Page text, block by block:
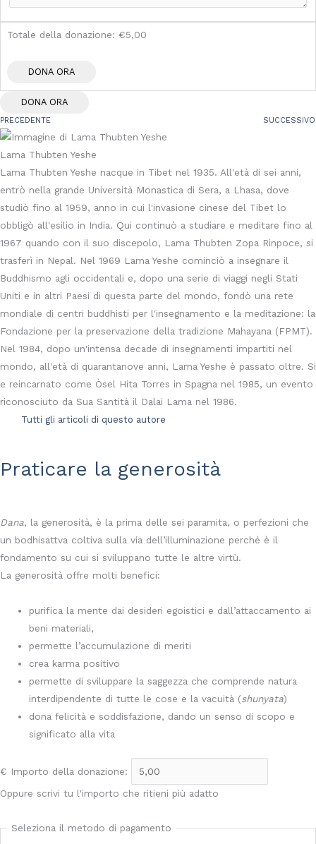
Totale della donazione: €5,00
DONA ORA
PRECEDENTE SUCCESSIVO
Lama Thubten Yeshe
Lama Thubten Yeshe nacque in Tibet nel 1935. All'età di sei anni,
entrò nella grande Università Monastica di Sera, a Lhasa, dove
studiò fino al 1959, anno in cui l'invasione cinese del Tibet lo
obbligò all'esilio in India. Qui continuò a studiare e meditare fino al
1967 quando con il suo discepolo, Lama Thubten Zopa Rinpoce, si
trasferì in Nepal. Nel 1969 Lama Yeshe cominciò a insegnare il
Buddhismo agli occidentali e, dopo una serie di viaggi negli Stati
Uniti e in altri Paesi di questa parte del mondo, fondò una rete
mondiale di centri buddhisti per l'insegnamento e la meditazione: la
Fondazione per la preservazione della tradizione Mahayana (FPMT).
Nel 1984, dopo un'intensa decade di insegnamenti impartiti nel
mondo, all'età di quarantanove anni, Lama Yeshe è passato oltre. Si
e reincarnato come Òsel Hita Torres in Spagna nel 1985, un evento
riconosciuto da Sua Santità il Dalai Lama nel 1986.
Tutti gli articoli di questo autore
Praticare la generosità
Dana, la generosità, è la prima delle sei paramita, o perfezioni che
un bodhisattva coltiva sulla via dell’illuminazione perché è il
fondamento su cui si sviluppano tutte le altre virtù.
La generosità offre molti benefici:
purifica la mente dai desideri egoistici e dall’attaccamento ai
beni materiali,
permette l’accumulazione di meriti
crea karma positivo
permette di sviluppare la saggezza che comprende natura
interdipendente di tutte le cose e la vacuità (shunyata)
dona felicità e soddisfazione, dando un senso di scopo e
significato alla vita
€ Importo della donazione:
Oppure scrivi tu l'importo che ritieni più adatto
Seleziona il metodo di pagamento